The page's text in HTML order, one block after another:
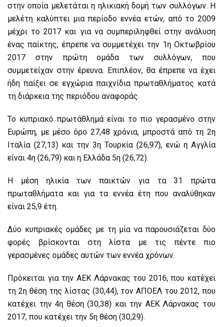
στην οποία μελετάται η ηλικιακή δομή των συλλόγων. Η
μελέτη καλύπτει μια περίοδο εννέα ετών, από το 2009
μέχρι το 2017 και για να συμπεριληφθεί στην ανάλυση
ένας παίκτης, έπρεπε να συμμετέχει την 1η Οκτωβρίου
2017 στην πρώτη ομάδα των συλλόγων, που
συμμετείχαν στην έρευνα. Επιπλέον, θα έπρεπε να έχει
ήδη παίξει σε εγχώρια παιχνίδια πρωταθλήματος κατά
τη διάρκεια της περιόδου αναφοράς.
Το κυπριακό πρωτάθλημά είναι το πιο γερασμένο στην
Ευρώπη, με μέσο όρο 27,48 χρόνια, μπροστά από τη 2η
Ιταλία (27,13) και την 3η Τουρκία (26,97), ενώ η Αγγλία
είναι 4η (26,79) και η Ελλάδα 5η (26,72).
Η μέση ηλικία των παικτών για τα 31 πρώτα
πρωταθλήματα και για τα εννέα έτη που αναλύθηκαν
είναι 25,9 έτη.
Δύο κυπριακές ομάδες με τη μία να παρουσιάζεται δύο
φορές βρίσκονται στη λίστα με τις πέντε πιο
γερασμένες ομάδες αυτών των εννέα χρόνων.
Πρόκειται για την ΑΕΚ Λάρνακας του 2016, που κατέχει
τη 2η θέση της λίστας (30,44), τον ΑΠΟΕΛ του 2012, που
κατέχει την 4η θέση (30,38) και την ΑΕΚ Λάρνακας του
2017, που κατέχει την 5η θέση (30,29).